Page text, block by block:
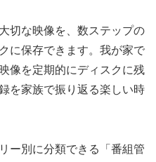
切な映像を、数ステップの
に保存できます。我が家で
像を定期的にディスクに残
を家族で振り返る楽しい時
ー別に分類できる「番組管